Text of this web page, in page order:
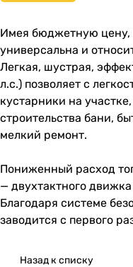
Имея бюджетную цену,
универсальна и
Легкая, шустрая,
л.с.) позволяет с
кустарники на
строительства бани,
мелкий ремонт.
Пониженный расход
— двухтактного
Благодаря системе
заводится с первого
Назад к списку